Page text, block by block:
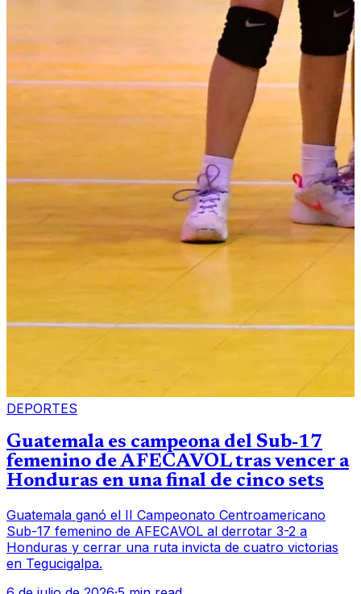
DEPORTES
Guatemala es campeona del Sub-17
femenino de AFECAVOL tras vencer a
Honduras en una final de cinco sets
Guatemala ganó el II Campeonato Centroamericano
Sub-17 femenino de AFECAVOL al derrotar 3-2 a
Honduras y cerrar una ruta invicta de cuatro victorias
en Tegucigalpa.